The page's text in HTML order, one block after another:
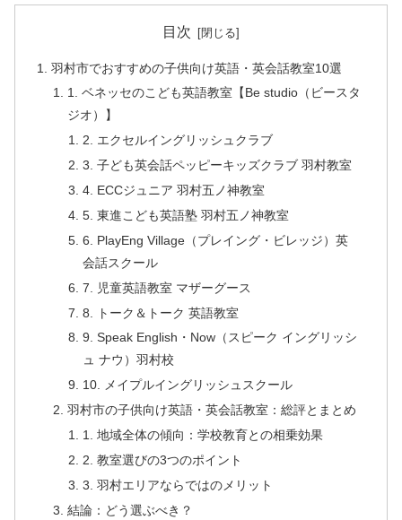
目次
羽村市でおすすめの子供向け英語・英会話教室10選
1. ベネッセのこども英語教室【Be studio（ビースタ
ジオ）】
2. エクセルイングリッシュクラブ
3. 子ども英会話ペッピーキッズクラブ 羽村教室
4. ECCジュニア 羽村五ノ神教室
5. 東進こども英語塾 羽村五ノ神教室
6. PlayEng Village（プレイング・ビレッジ）英
会話スクール
7. 児童英語教室 マザーグース
8. トーク＆トーク 英語教室
9. Speak English・Now（スピーク イングリッシ
ュ ナウ）羽村校
10. メイプルイングリッシュスクール
羽村市の子供向け英語・英会話教室：総評とまとめ
1. 地域全体の傾向：学校教育との相乗効果
2. 教室選びの3つのポイント
3. 羽村エリアならではのメリット
結論：どう選ぶべき？